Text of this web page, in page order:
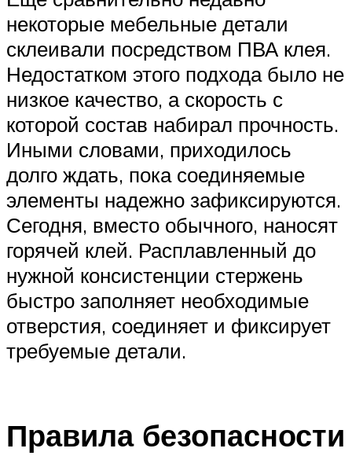
некоторые мебельные детали
склеивали посредством ПВА клея.
Недостатком этого подхода было не
низкое качество, а скорость с
которой состав набирал прочность.
Иными словами, приходилось
долго ждать, пока соединяемые
элементы надежно зафиксируются.
Сегодня, вместо обычного, наносят
горячей клей. Расплавленный до
нужной консистенции стержень
быстро заполняет необходимые
отверстия, соединяет и фиксирует
требуемые детали.
Правила безопасности